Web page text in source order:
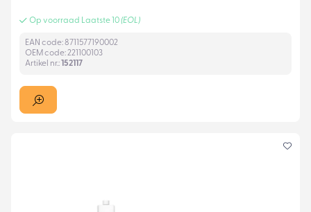
Op voorraad Laatste 10(EOL)
EAN code: 8711577190002
OEM code: 221100103
Artikel nr.:152117